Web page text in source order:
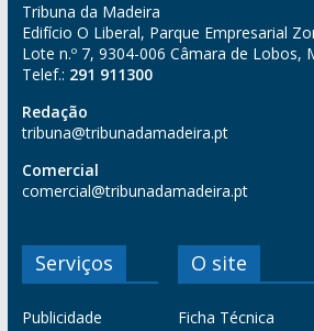
Tribuna da Madeira
Edifício O Liberal, Parque Empresarial
Lote n.º 7, 9304-006 Câmara de Lobos,
Telef.: 291 911300
Redação
tribuna@tribunadamadeira.pt
Comercial
comercial@tribunadamadeira.pt
Serviços
Publicidade
O site
Ficha Técnica